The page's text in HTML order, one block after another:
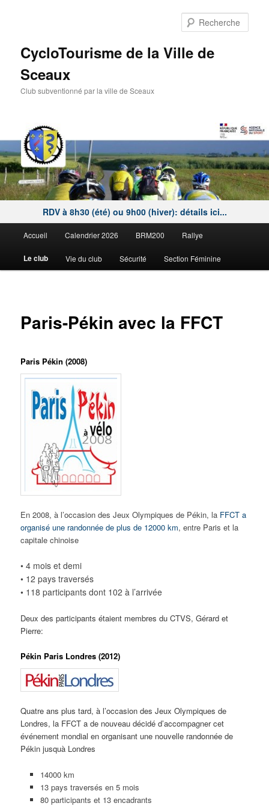
CycloTourisme de la Ville de
Sceaux
Club subventionné par la ville de Sceaux
RDV à 8h30 (été) ou 9h00 (hiver): détails ici...
principal
Accueil Calendrier 2026 BRM200 Rallye
Le club Vie du club Sécurité Section Féminine
Paris-Pékin avec la FFCT
Paris Pékin (2008)
En 2008, à l’occasion des Jeux Olympiques de Pékin, la FFCT a
organisé une randonnée de plus de 12000 km, entre Paris et la
capitale chinoise
• 4 mois et demi
• 12 pays traversés
• 118 participants dont 102 à l’arrivée
Deux des participants étaient membres du CTVS, Gérard et
Pierre:
Pékin Paris Londres (2012)
Quatre ans plus tard, à l’occasion des Jeux Olympiques de
Londres, la FFCT a de nouveau décidé d’accompagner cet
événement mondial en organisant une nouvelle randonnée de
Pékin jusquà Londres
14000 km
13 pays traversés en 5 mois
80 participants et 13 encadrants